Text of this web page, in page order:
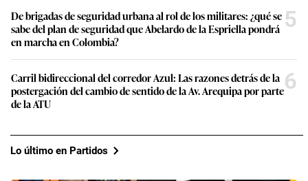
De brigadas de seguridad urbana al rol de los militares: ¿qué se
sabe del plan de seguridad que Abelardo de la Espriella pondrá
en marcha en Colombia?
5
Carril bidireccional del corredor Azul: Las razones detrás de la
postergación del cambio de sentido de la Av. Arequipa por parte
de la ATU
6
Lo último en Partidos